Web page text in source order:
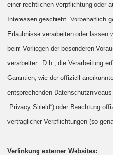
einer rechtlichen Verpflichtung oder
Interessen geschieht. Vorbehaltlich
Erlaubnisse verarbeiten oder lassen
beim Vorliegen der besonderen
verarbeiten. D.h., die Verarbeitung
Garantien, wie der offiziell
entsprechenden
„Privacy Shield“) oder Beachtung
vertraglicher Verpflichtungen (so
Verlinkung externer Websites: